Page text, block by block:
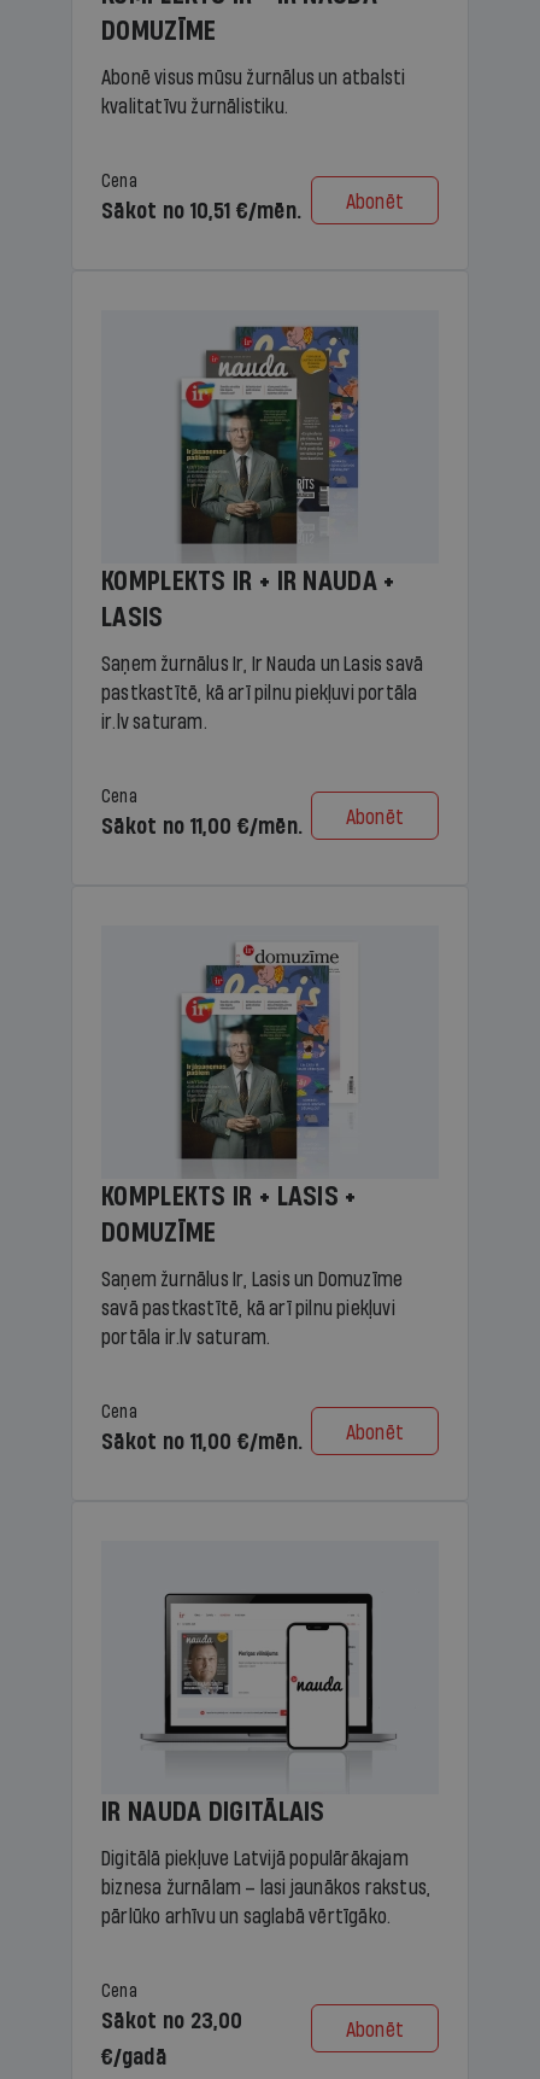
DOMUZĪME
Abonē visus mūsu žurnālus un atbalsti
kvalitatīvu žurnālistiku.
Cena
Sākot no 10,51 €/mēn. Abonēt
KOMPLEKTS IR + IR NAUDA +
LASIS
Saņem žurnālus Ir, Ir Nauda un Lasis savā
pastkastītē, kā arī pilnu piekļuvi portāla
ir.lv saturam.
Cena
Sākot no 11,00 €/mēn. Abonēt
KOMPLEKTS IR + LASIS +
DOMUZĪME
Saņem žurnālus Ir, Lasis un Domuzīme
savā pastkastītē, kā arī pilnu piekļuvi
portāla ir.lv saturam.
Cena
Sākot no 11,00 €/mēn. Abonēt
IR NAUDA DIGITĀLAIS
Digitālā piekļuve Latvijā populārākajam
biznesa žurnālam – lasi jaunākos rakstus,
pārlūko arhīvu un saglabā vērtīgāko.
Cena
Sākot no 23,00
€/gadā
Abonēt